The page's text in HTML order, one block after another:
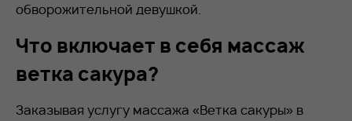
обворожительной девушкой.
Что включает в себя массаж
ветка сакура?
Заказывая услугу массажа «Ветка сакуры» в